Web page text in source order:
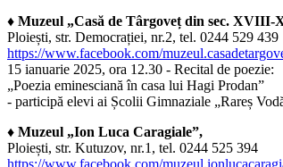
♦ Muzeul „Casă de Târgoveț din sec. XVIII-
Ploiești, str. Democrației, nr.2, tel. 0244 529 439
https://www.facebook.com/
15 ianuarie 2025, ora 12.30 - Recital de poezie:
„Poezia eminesciană în casa lui Hagi Prodan”
- participă elevi ai Școlii Gimnaziale „Rareș
♦ Muzeul „Ion Luca Caragiale”,
Ploiești, str. Kutuzov, nr.1, tel. 0244 525 394